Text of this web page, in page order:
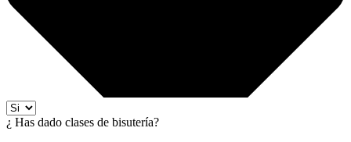
¿ Has dado clases de bisutería?